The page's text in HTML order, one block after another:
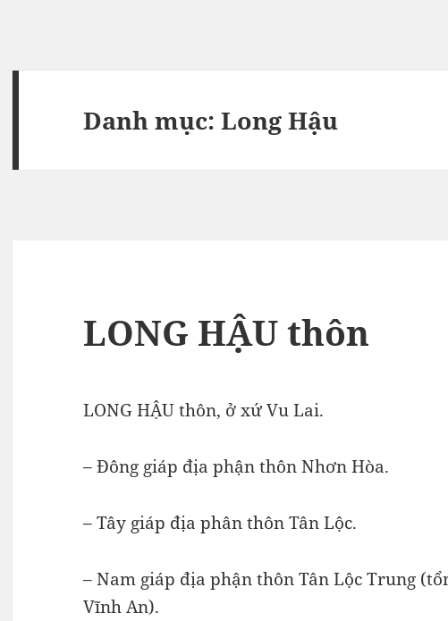
Danh mục:Long Hậu
LONG HẬU thôn
LONG HẬU thôn, ở xứ Vu Lai.
– Đông giáp địa phận thôn Nhơn Hòa.
– Tây giáp địa phân thôn Tân Lộc.
– Nam giáp địa phận thôn Tân Lộc Trung
Vĩnh An).